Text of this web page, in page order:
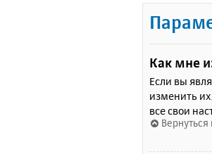
Как мне
Если вы
изменить
все свои
Вернуться